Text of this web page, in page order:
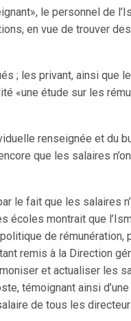
le personnel de
en vue de trouver
; les privant, ainsi que
«une étude sur les
renseignée et du
que les salaires
le fait que les salaires
écoles montrait que
de rémunération,
remis à la Direction
et actualiser les
témoignant ainsi
de tous les